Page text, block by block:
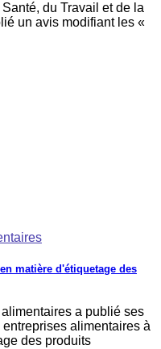
du Travail et de la
un avis modifiant les «
matière d'étiquetage des
a publié ses
alimentaires à
des produits